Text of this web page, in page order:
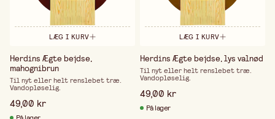
LÆG I KURV
Herdins Ægte bejdse,
mahognibrun
Til nyt eller helt renslebet træ.
Vandopløselig.
49,00 kr
LÆG I KURV
Herdins Ægte bejdse, lys valnød
Til nyt eller helt renslebet træ.
Vandopløselig.
49,00 kr
På lager